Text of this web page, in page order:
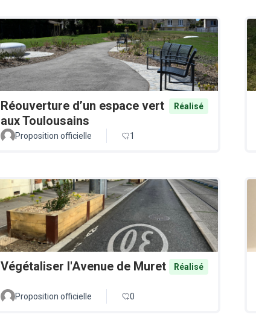
Réouverture d’un espace vert
aux Toulousains
Réalisé
Proposition officielle 1
Végétaliser l'Avenue de Muret Réalisé
Proposition officielle 0